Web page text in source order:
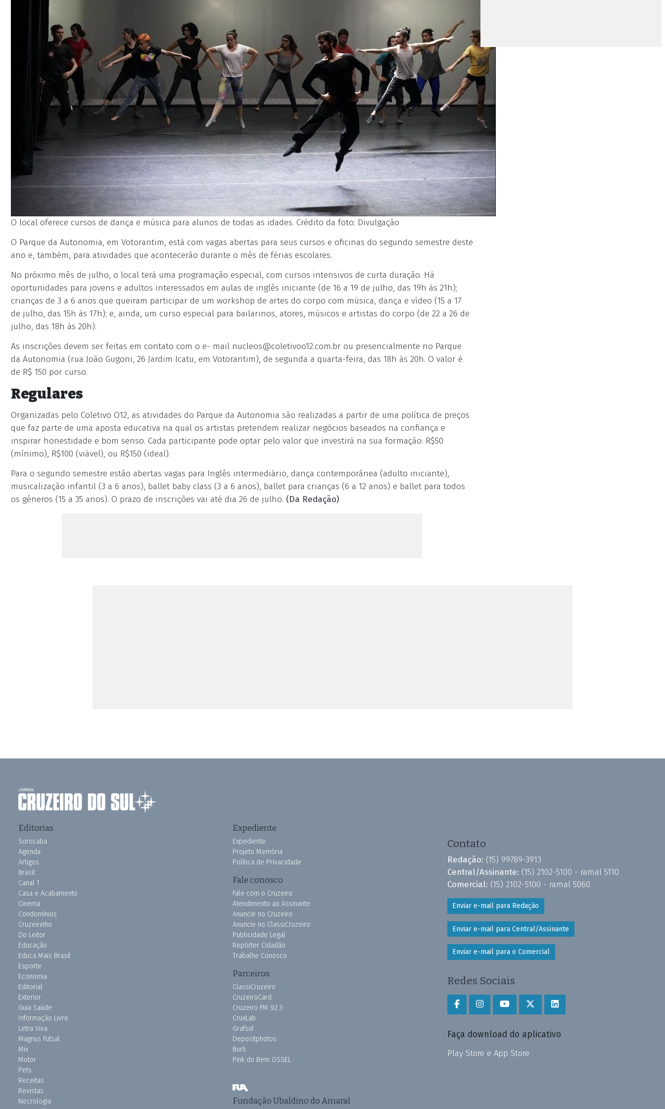
O local oferece cursos de dança e música para alunos de todas as idades. Crédito da foto: Divulgação
O Parque da Autonomia, em Votorantim, está com vagas abertas para seus cursos e oficinas do segundo semestre deste
ano e, também, para atividades que acontecerão durante o mês de férias escolares.
No próximo mês de julho, o local terá uma programação especial, com cursos intensivos de curta duração. Há
oportunidades para jovens e adultos interessados em aulas de inglês iniciante (de 16 a 19 de julho, das 19h às 21h);
crianças de 3 a 6 anos que queiram participar de um workshop de artes do corpo com música, dança e vídeo (15 a 17
de julho, das 15h às 17h); e, ainda, um curso especial para bailarinos, atores, músicos e artistas do corpo (de 22 a 26 de
julho, das 18h às 20h).
As inscrições devem ser feitas em contato com o e- mail nucleos@coletivoo12.com.br ou presencialmente no Parque
da Autonomia (rua João Gugoni, 26 Jardim Icatu, em Votorantim), de segunda a quarta-feira, das 18h às 20h. O valor é
de R$ 150 por curso.
Regulares
Organizadas pelo Coletivo O12, as atividades do Parque da Autonomia são realizadas a partir de uma política de preços
que faz parte de uma aposta educativa na qual os artistas pretendem realizar negócios baseados na confiança e
inspirar honestidade e bom senso. Cada participante pode optar pelo valor que investirá na sua formação: R$50
(mínimo), R$100 (viável), ou R$150 (ideal).
Para o segundo semestre estão abertas vagas para Inglês intermediário, dança contemporânea (adulto iniciante),
musicalização infantil (3 a 6 anos), ballet baby class (3 a 6 anos), ballet para crianças (6 a 12 anos) e ballet para todos
os gêneros (15 a 35 anos). O prazo de inscrições vai até dia 26 de julho. (Da Redação)
Editorias
Sorocaba
Agenda
Artigos
Brasil
Canal 1
Casa e Acabamento
Cinema
Condomínios
Cruzeirinho
Do Leitor
Educação
Educa Mais Brasil
Esporte
Economia
Editorial
Exterior
Guia Saúde
Informação Livre
Letra Viva
Magnus Futsal
Mix
Motor
Pets
Receitas
Revistas
Necrologia
Expediente
Expediente
Projeto Memória
Política de Privacidade
Fale conosco
Fale com o Cruzeiro
Atendimento ao Assinante
Anuncie no Cruzeiro
Anuncie no ClassiCruzeiro
Publicidade Legal
Repórter Cidadão
Trabalhe Conosco
Parceiros
ClassiCruzeiro
CruzeiroCard
Cruzeiro FM 92.3
CruxLab
Grafsul
Depositphotos
Burh
Pink do Bem OSSEL
Fundação Ubaldino do Amaral
Contato
Redação: (15) 99789-3913
Central/Assinante: (15) 2102-5100 - ramal 5110
Comercial: (15) 2102-5100 - ramal 5060
Enviar e-mail para Redação
Enviar e-mail para Central/Assinante
Enviar e-mail para o Comercial
Redes Sociais
Faça download do aplicativo
Play Store e App Store